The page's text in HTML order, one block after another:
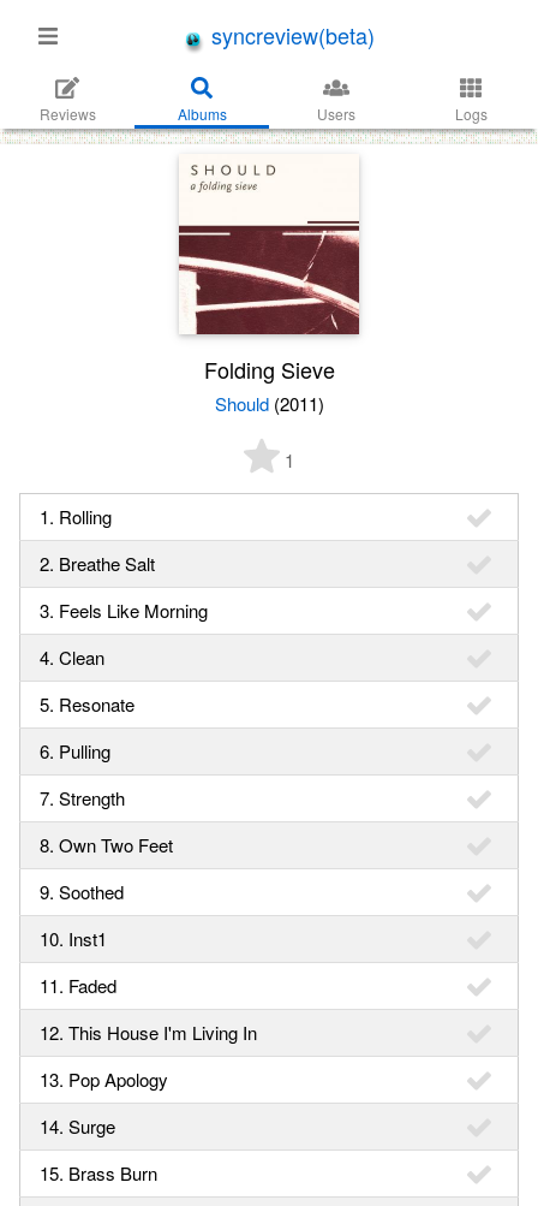
syncreview(beta)
Reviews Albums Users Logs
Folding Sieve
Should(2011)
1
1. Rolling
2. Breathe Salt
3. Feels Like Morning
4. Clean
5. Resonate
6. Pulling
7. Strength
8. Own Two Feet
9. Soothed
10. Inst1
11. Faded
12. This House I'm Living In
13. Pop Apology
14. Surge
15. Brass Burn